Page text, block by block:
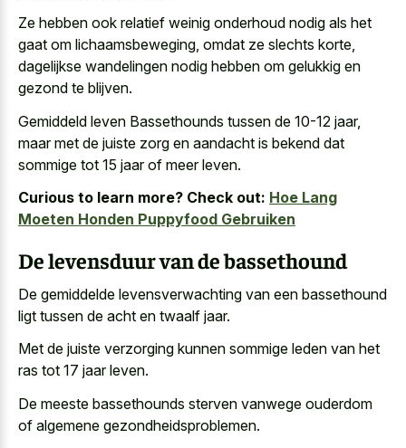
Ze hebben ook relatief weinig onderhoud nodig als het
gaat om lichaamsbeweging, omdat ze slechts korte,
dagelijkse wandelingen nodig hebben om gelukkig en
gezond te blijven.
Gemiddeld leven Bassethounds tussen de 10-12 jaar,
maar met de juiste zorg en aandacht is bekend dat
sommige tot 15 jaar of meer leven.
Curious to learn more? Check out: Hoe Lang
Moeten Honden Puppyfood Gebruiken
De levensduur van de bassethound
De gemiddelde levensverwachting van een bassethound
ligt tussen de acht en twaalf jaar.
Met de juiste verzorging kunnen sommige leden van het
ras tot 17 jaar leven.
De meeste bassethounds sterven vanwege ouderdom
of algemene gezondheidsproblemen.